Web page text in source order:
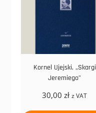
Kornel Ujejski, „Skargi
Jeremiego”
30,00zł z VAT